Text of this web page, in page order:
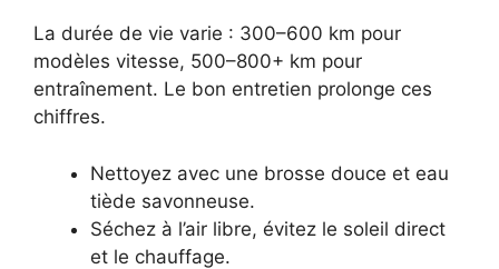
La durée de vie varie : 300–600 km pour
modèles vitesse, 500–800+ km pour
entraînement. Le bon entretien prolonge ces
chiffres.
Nettoyez avec une brosse douce et eau
tiède savonneuse.
Séchez à l’air libre, évitez le soleil direct
et le chauffage.